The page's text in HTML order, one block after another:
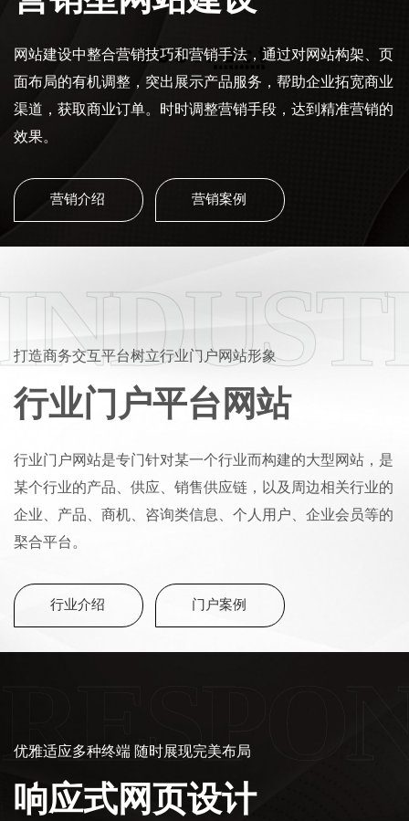
网站建设中整合营销技巧和营销手法，通过对网站构架、页
面布局的有机调整，突出展示产品服务，帮助企业拓宽商业
渠道，获取商业订单。时时调整营销手段，达到精准营销的
效果。
营销介绍 营销案例
打造商务交互平台树立行业门户网站形象
行业门户平台网站
行业门户网站是专门针对某一个行业而构建的大型网站，是
某个行业的产品、供应、销售供应链，以及周边相关行业的
企业、产品、商机、咨询类信息、个人用户、企业会员等的
棸合平台。
行业介绍 门户案例
优雅适应多种终端 随时展现完美布局
响应式网页设计